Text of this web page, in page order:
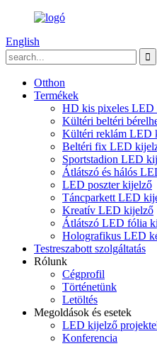
English
Otthon
Termékek
HD kis pixeles LED
Kültéri beltéri
Kültéri reklám LED
Beltéri fix LED
Sportstadion LED
Átlátszó és hálós
LED poszter kijelző
Táncparkett LED
Kreatív LED kijelző
Átlátszó LED fólia
Holografikus LED
Testreszabott szolgáltatás
Rólunk
Cégprofil
Történetünk
Letöltés
Megoldások és esetek
LED kijelző
Konferencia